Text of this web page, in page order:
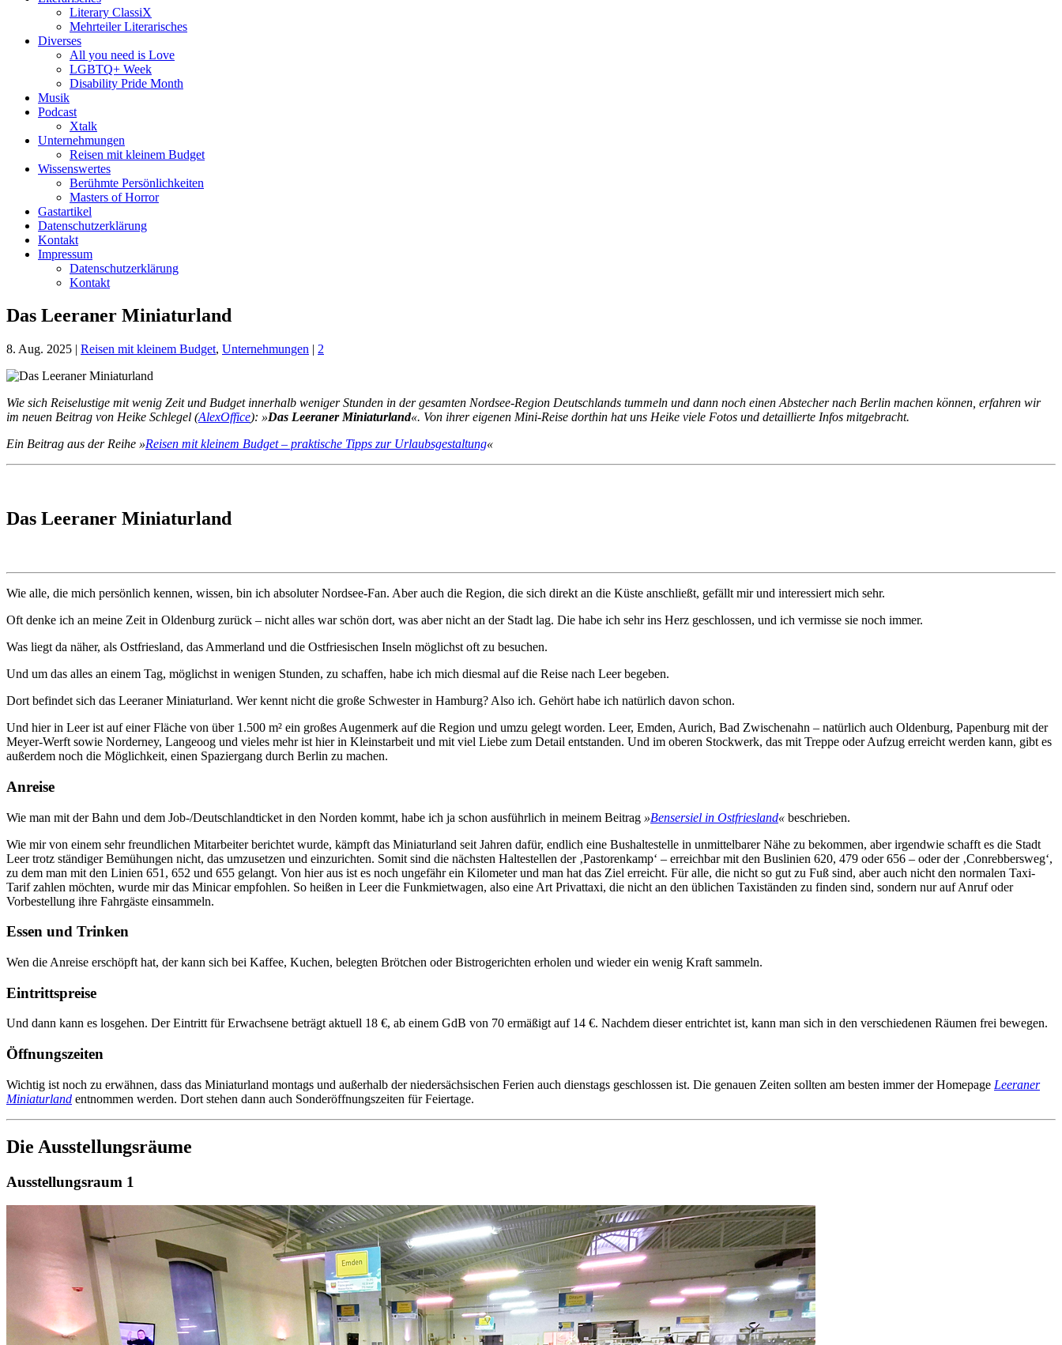
Literary ClassiX
Mehrteiler Literarisches
Diverses
All you need is Love
LGBTQ+ Week
Disability Pride Month
Musik
Podcast
Xtalk
Unternehmungen
Reisen mit kleinem Budget
Wissenswertes
Berühmte Persönlichkeiten
Masters of Horror
Gastartikel
Datenschutzerklärung
Kontakt
Impressum
Datenschutzerklärung
Kontakt
Das Leeraner Miniaturland
8. Aug. 2025 | Reisen mit kleinem Budget, Unternehmungen | 2
Wie sich Reiselustige mit wenig Zeit und Budget innerhalb weniger Stunden in der gesamten Nordsee-Region Deutschlands tummeln und dann noch einen Abstecher nach Berlin machen können, erfahren wir
im neuen Beitrag von Heike Schlegel (AlexOffice): »Das Leeraner Miniaturland«. Von ihrer eigenen Mini-Reise dorthin hat uns Heike viele Fotos und detaillierte Infos mitgebracht.
Ein Beitrag aus der Reihe »Reisen mit kleinem Budget – praktische Tipps zur Urlaubsgestaltung«
Das Leeraner Miniaturland
Wie alle, die mich persönlich kennen, wissen, bin ich absoluter Nordsee-Fan. Aber auch die Region, die sich direkt an die Küste anschließt, gefällt mir und interessiert mich sehr.
Oft denke ich an meine Zeit in Oldenburg zurück – nicht alles war schön dort, was aber nicht an der Stadt lag. Die habe ich sehr ins Herz geschlossen, und ich vermisse sie noch immer.
Was liegt da näher, als Ostfriesland, das Ammerland und die Ostfriesischen Inseln möglichst oft zu besuchen.
Und um das alles an einem Tag, möglichst in wenigen Stunden, zu schaffen, habe ich mich diesmal auf die Reise nach Leer begeben.
Dort befindet sich das Leeraner Miniaturland. Wer kennt nicht die große Schwester in Hamburg? Also ich. Gehört habe ich natürlich davon schon.
Und hier in Leer ist auf einer Fläche von über 1.500 m² ein großes Augenmerk auf die Region und umzu gelegt worden. Leer, Emden, Aurich, Bad Zwischenahn – natürlich auch Oldenburg, Papenburg mit der
Meyer-Werft sowie Norderney, Langeoog und vieles mehr ist hier in Kleinstarbeit und mit viel Liebe zum Detail entstanden. Und im oberen Stockwerk, das mit Treppe oder Aufzug erreicht werden kann, gibt es
außerdem noch die Möglichkeit, einen Spaziergang durch Berlin zu machen.
Anreise
Wie man mit der Bahn und dem Job-/Deutschlandticket in den Norden kommt, habe ich ja schon ausführlich in meinem Beitrag »Bensersiel in Ostfriesland« beschrieben.
Wie mir von einem sehr freundlichen Mitarbeiter berichtet wurde, kämpft das Miniaturland seit Jahren dafür, endlich eine Bushaltestelle in unmittelbarer Nähe zu bekommen, aber irgendwie schafft es die Stadt
Leer trotz ständiger Bemühungen nicht, das umzusetzen und einzurichten. Somit sind die nächsten Haltestellen der ‚Pastorenkamp‘ – erreichbar mit den Buslinien 620, 479 oder 656 – oder der ‚Conrebbersweg‘,
zu dem man mit den Linien 651, 652 und 655 gelangt. Von hier aus ist es noch ungefähr ein Kilometer und man hat das Ziel erreicht. Für alle, die nicht so gut zu Fuß sind, aber auch nicht den normalen Taxi-
Tarif zahlen möchten, wurde mir das Minicar empfohlen. So heißen in Leer die Funkmietwagen, also eine Art Privattaxi, die nicht an den üblichen Taxiständen zu finden sind, sondern nur auf Anruf oder
Vorbestellung ihre Fahrgäste einsammeln.
Essen und Trinken
Wen die Anreise erschöpft hat, der kann sich bei Kaffee, Kuchen, belegten Brötchen oder Bistrogerichten erholen und wieder ein wenig Kraft sammeln.
Eintrittspreise
Und dann kann es losgehen. Der Eintritt für Erwachsene beträgt aktuell 18 €, ab einem GdB von 70 ermäßigt auf 14 €. Nachdem dieser entrichtet ist, kann man sich in den verschiedenen Räumen frei bewegen.
Öffnungszeiten
Wichtig ist noch zu erwähnen, dass das Miniaturland montags und außerhalb der niedersächsischen Ferien auch dienstags geschlossen ist. Die genauen Zeiten sollten am besten immer der Homepage Leeraner
Miniaturland entnommen werden. Dort stehen dann auch Sonderöffnungszeiten für Feiertage.
Die Ausstellungsräume
Ausstellungsraum 1